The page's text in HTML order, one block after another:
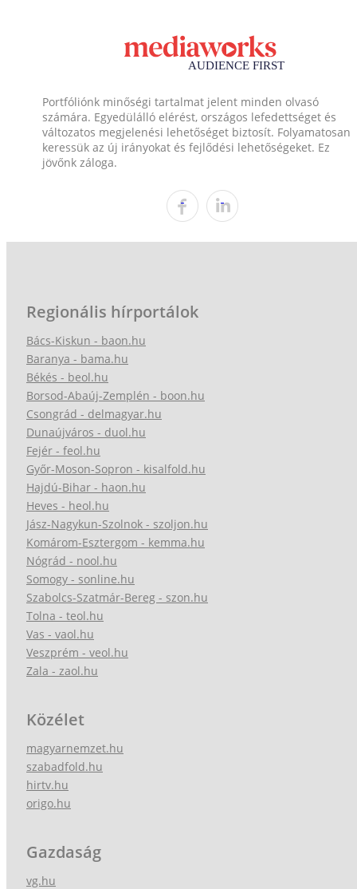
Portfóliónk minőségi tartalmat jelent minden olvasó
számára. Egyedülálló elérést, országos lefedettséget és
változatos megjelenési lehetőséget biztosít. Folyamatosan
keressük az új irányokat és fejlődési lehetőségeket. Ez
jövőnk záloga.
Regionális hírportálok
Bács-Kiskun - baon.hu
Baranya - bama.hu
Békés - beol.hu
Borsod-Abaúj-Zemplén - boon.hu
Csongrád - delmagyar.hu
Dunaújváros - duol.hu
Fejér - feol.hu
Győr-Moson-Sopron - kisalfold.hu
Hajdú-Bihar - haon.hu
Heves - heol.hu
Jász-Nagykun-Szolnok - szoljon.hu
Komárom-Esztergom - kemma.hu
Nógrád - nool.hu
Somogy - sonline.hu
Szabolcs-Szatmár-Bereg - szon.hu
Tolna - teol.hu
Vas - vaol.hu
Veszprém - veol.hu
Zala - zaol.hu
Közélet
magyarnemzet.hu
szabadfold.hu
hirtv.hu
origo.hu
Gazdaság
vg.hu